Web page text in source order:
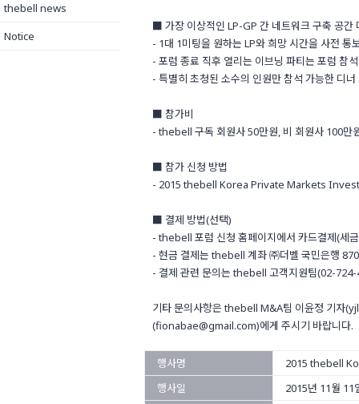
thebell news
Notice
■ 가장 이상적인 LP-GP 간 네트워크 구축 공간
- 1대 1미팅을 원하는 LP와 희망 시간을 사전 통
- 포럼 종료 직후 열리는 이브닝 파티는 포럼 참
- 특별히 초청된 소수의 인원만 참석 가능한 디
■ 참가비
- thebell 구독 회원사 50만원, 비 회원사 100만
■ 참가 신청 방법
- 2015 thebell Korea Private Markets
■ 결제 방법(선택)
- thebell 포럼 신청 홈페이지에서 카드결제(세
- 현금 결제는 thebell 계좌 ㈜더벨 국민은행
- 결제 관련 문의는 thebell 고객지원팀(02-
기타 문의사항은 thebell M&A팀 이윤정 기자
(fionabae@gmail.com)에게 주시기 바랍니다.
행사명
2015 thebell
행사일
2015년 11월 11